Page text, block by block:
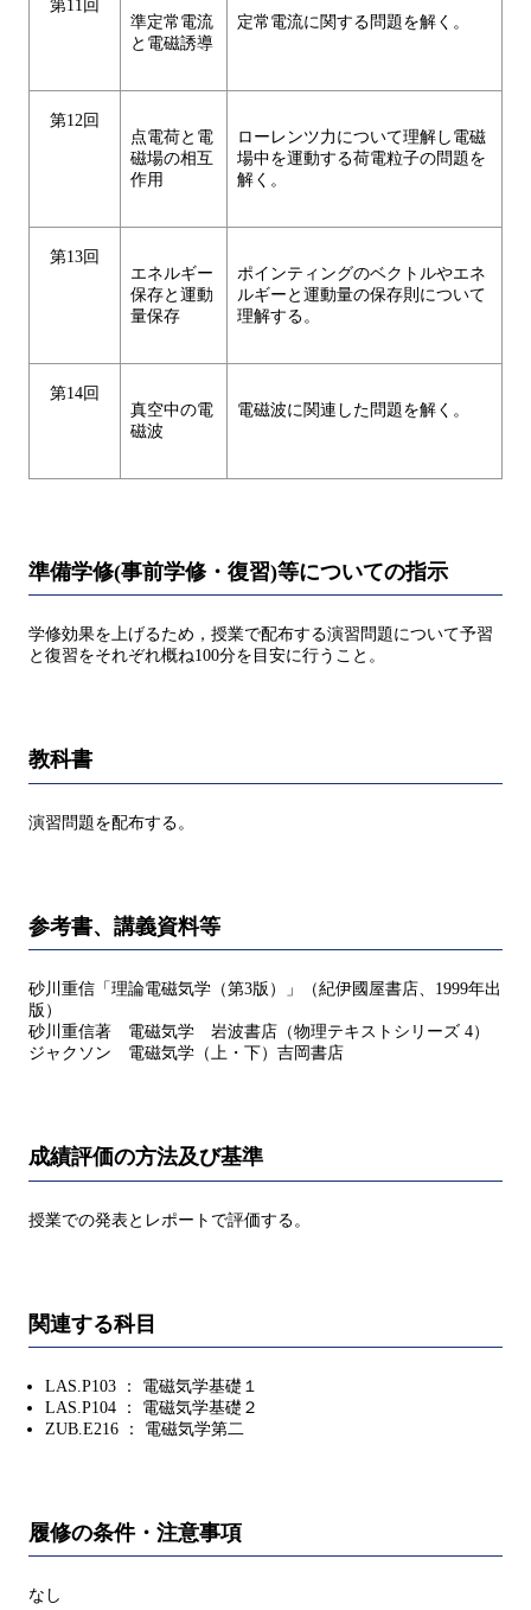
第11回
準定常電流
と電磁誘導
定常電流に関する問題を解く。
第12回
点電荷と電
磁場の相互
作用
ローレンツ力について理解し電磁
場中を運動する荷電粒子の問題を
解く。
第13回
エネルギー
保存と運動
量保存
ポインティングのベクトルやエネ
ルギーと運動量の保存則について
理解する。
第14回
真空中の電
磁波
電磁波に関連した問題を解く。
準備学修(事前学修・復習)等についての指示
学修効果を上げるため，授業で配布する演習問題について予習
と復習をそれぞれ概ね100分を目安に行うこと。
教科書
演習問題を配布する。
参考書、講義資料等
砂川重信「理論電磁気学（第3版）」（紀伊國屋書店、1999年出
版）
砂川重信著 電磁気学 岩波書店（物理テキストシリーズ 4）
ジャクソン 電磁気学（上・下）吉岡書店
成績評価の方法及び基準
授業での発表とレポートで評価する。
関連する科目
LAS.P103 ： 電磁気学基礎１
LAS.P104 ： 電磁気学基礎２
ZUB.E216 ： 電磁気学第二
履修の条件・注意事項
なし